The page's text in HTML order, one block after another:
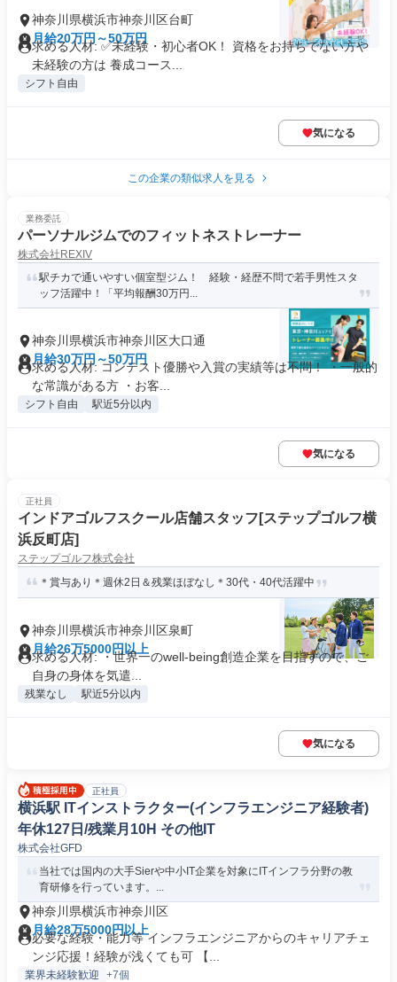
神奈川県横浜市神奈川区台町
月給20万円～50万円
求める人材: ✅未経験・初心者OK！ 資格をお持ちでない方や
未経験の方は 養成コース...
シフト自由
気になる
この企業の類似求人を見る
業務委託
パーソナルジムでのフィットネストレーナー
株式会社REXIV
駅チカで通いやすい個室型ジム！ 経験・経歴不問で若手男性スタ
ッフ活躍中！「平均報酬30万円...
神奈川県横浜市神奈川区大口通
月給30万円～50万円
求める人材: コンテスト優勝や入賞の実績等は不問！ ・一般的
な常識がある方 ・お客...
シフト自由 駅近5分以内
気になる
正社員
インドアゴルフスクール店舗スタッフ[ステップゴルフ横
浜反町店]
ステップゴルフ株式会社
＊賞与あり＊週休2日＆残業ほぼなし＊30代・40代活躍中
神奈川県横浜市神奈川区泉町
月給26万5000円以上
求める人材: ・世界一のwell-being創造企業を目指すので、ご
自身の身体を気遣...
残業なし 駅近5分以内
気になる
正社員
横浜駅 ITインストラクター(インフラエンジニア経験者)
年休127日/残業月10H その他IT
株式会社GFD
当社では国内の大手Sierや中小IT企業を対象にITインフラ分野の教
育研修を行っています。...
神奈川県横浜市神奈川区
月給28万5000円以上
必要な経験・能力等 インフラエンジニアからのキャリアチェ
ンジ応援！経験が浅くても可 【...
業界未経験歓迎 +7個